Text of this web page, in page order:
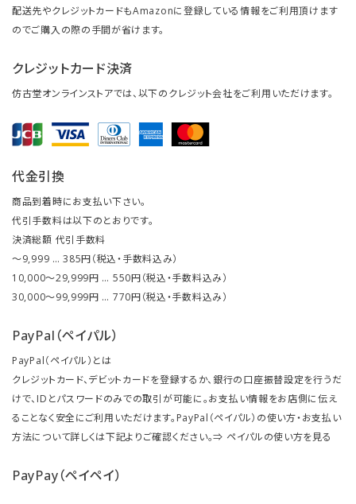
配送先やクレジットカードもAmazonに登録している情報をご利用頂けます
のでご購入の際の手間が省けます。
クレジットカード決済
仿古堂オンラインストアでは、以下のクレジット会社をご利用いただけます。
代金引換
商品到着時にお支払い下さい。
代引手数料は以下のとおりです。
決済総額 代引手数料
～9,999 … 385円（税込・手数料込み）
10,000～29,999円 … 550円（税込・手数料込み）
30,000～99,999円 … 770円（税込・手数料込み）
PayPal（ペイパル）
PayPal（ペイパル）とは
クレジットカード、デビットカードを登録するか、銀行の口座振替設定を行うだ
けで、IDとパスワードのみでの取引が可能に。お支払い情報をお店側に伝え
ることなく安全にご利用いただけます。PayPal（ペイパル）の使い方・お支払い
方法について詳しくは下記よりご確認ください。⇒ ペイパルの使い方を見る
PayPay（ペイペイ）